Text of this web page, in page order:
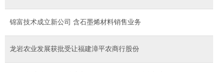
锦富技术成立新公司 含石墨烯材料销售业务
龙岩农业发展获批受让福建漳平农商行股份